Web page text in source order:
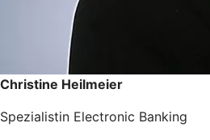
Christine Heilmeier
Spezialistin Electronic Banking